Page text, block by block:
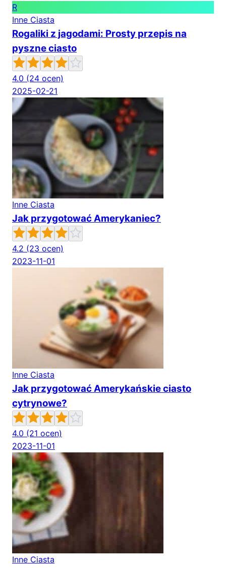
R
Inne Ciasta
Rogaliki z jagodami: Prosty przepis na
pyszne ciasto
4.0 (24 ocen)
2025-02-21
Inne Ciasta
Jak przygotować Amerykaniec?
4.2 (23 ocen)
2023-11-01
Inne Ciasta
Jak przygotować Amerykańskie ciasto
cytrynowe?
4.0 (21 ocen)
2023-11-01
Inne Ciasta